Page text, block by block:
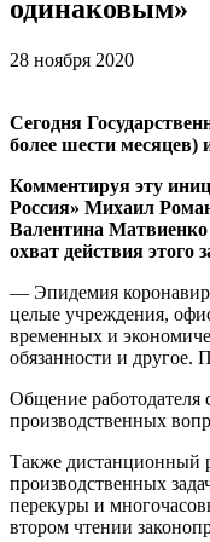
одинаковым»
28 ноября 2020
Сегодня
более шести месяцев)
Комментируя эту
Россия» Михаил
Валентина Матвиенко
охват действия этого
— Эпидемия
целые учреждения,
временных и
обязанности и другое.
Общение работодателя
производственных
Также дистанционный
производственных
перекуры и
втором чтении